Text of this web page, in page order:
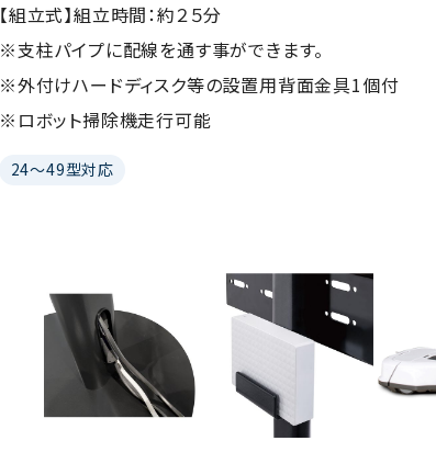
【組立式】組立時間：約２５分
※支柱パイプに配線を通す事ができます。
※外付けハードディスク等の設置用背面金具1個付
※ロボット掃除機走行可能
24～49型対応